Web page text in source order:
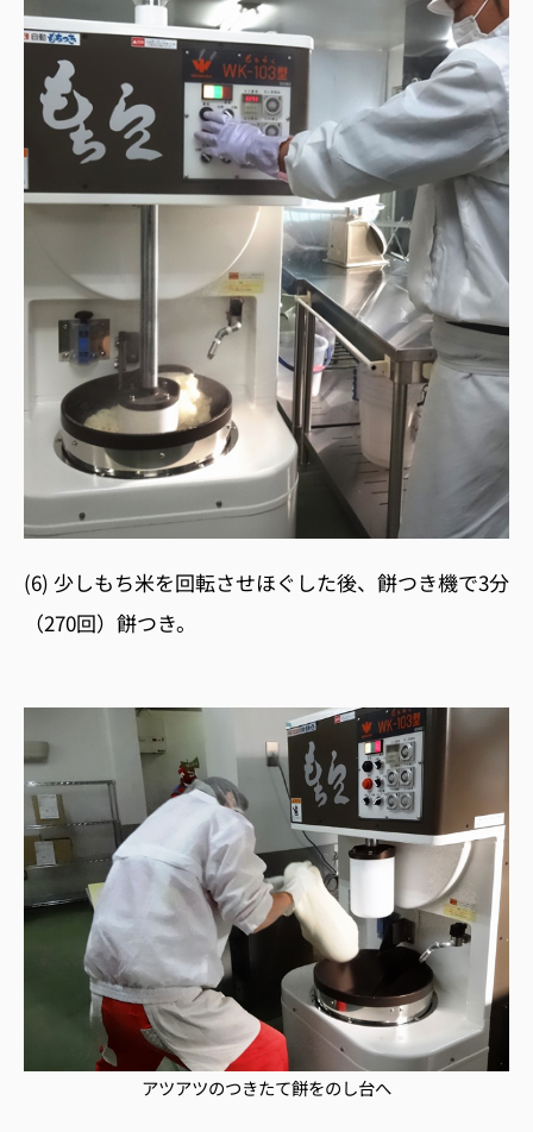
(6) 少しもち米を回転させほぐした後、餅つき機で3分
（270回）餅つき。
アツアツのつきたて餅をのし台へ